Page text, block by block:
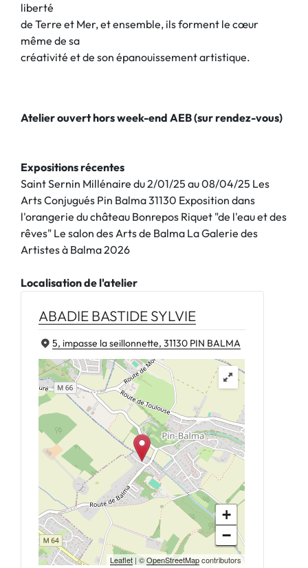
liberté
de Terre et Mer, et ensemble, ils forment le cœur
même de sa
créativité et de son épanouissement artistique.
Atelier ouvert hors week-end AEB (sur rendez-vous)
Expositions récentes
Saint Sernin Millénaire du 2/01/25 au 08/04/25 Les
Arts Conjugués Pin Balma 31130 Exposition dans
l'orangerie du château Bonrepos Riquet "de l'eau et des
rêves" Le salon des Arts de Balma La Galerie des
Artistes à Balma 2026
Localisation de l'atelier
ABADIE BASTIDE SYLVIE
5, impasse la seillonnette, 31130 PIN BALMA
+
−
Leaflet | ©OpenStreetMapcontributors